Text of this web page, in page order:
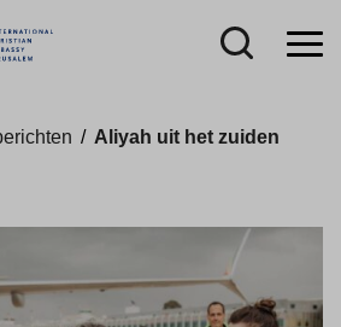
/ Aliyah uit het zuiden